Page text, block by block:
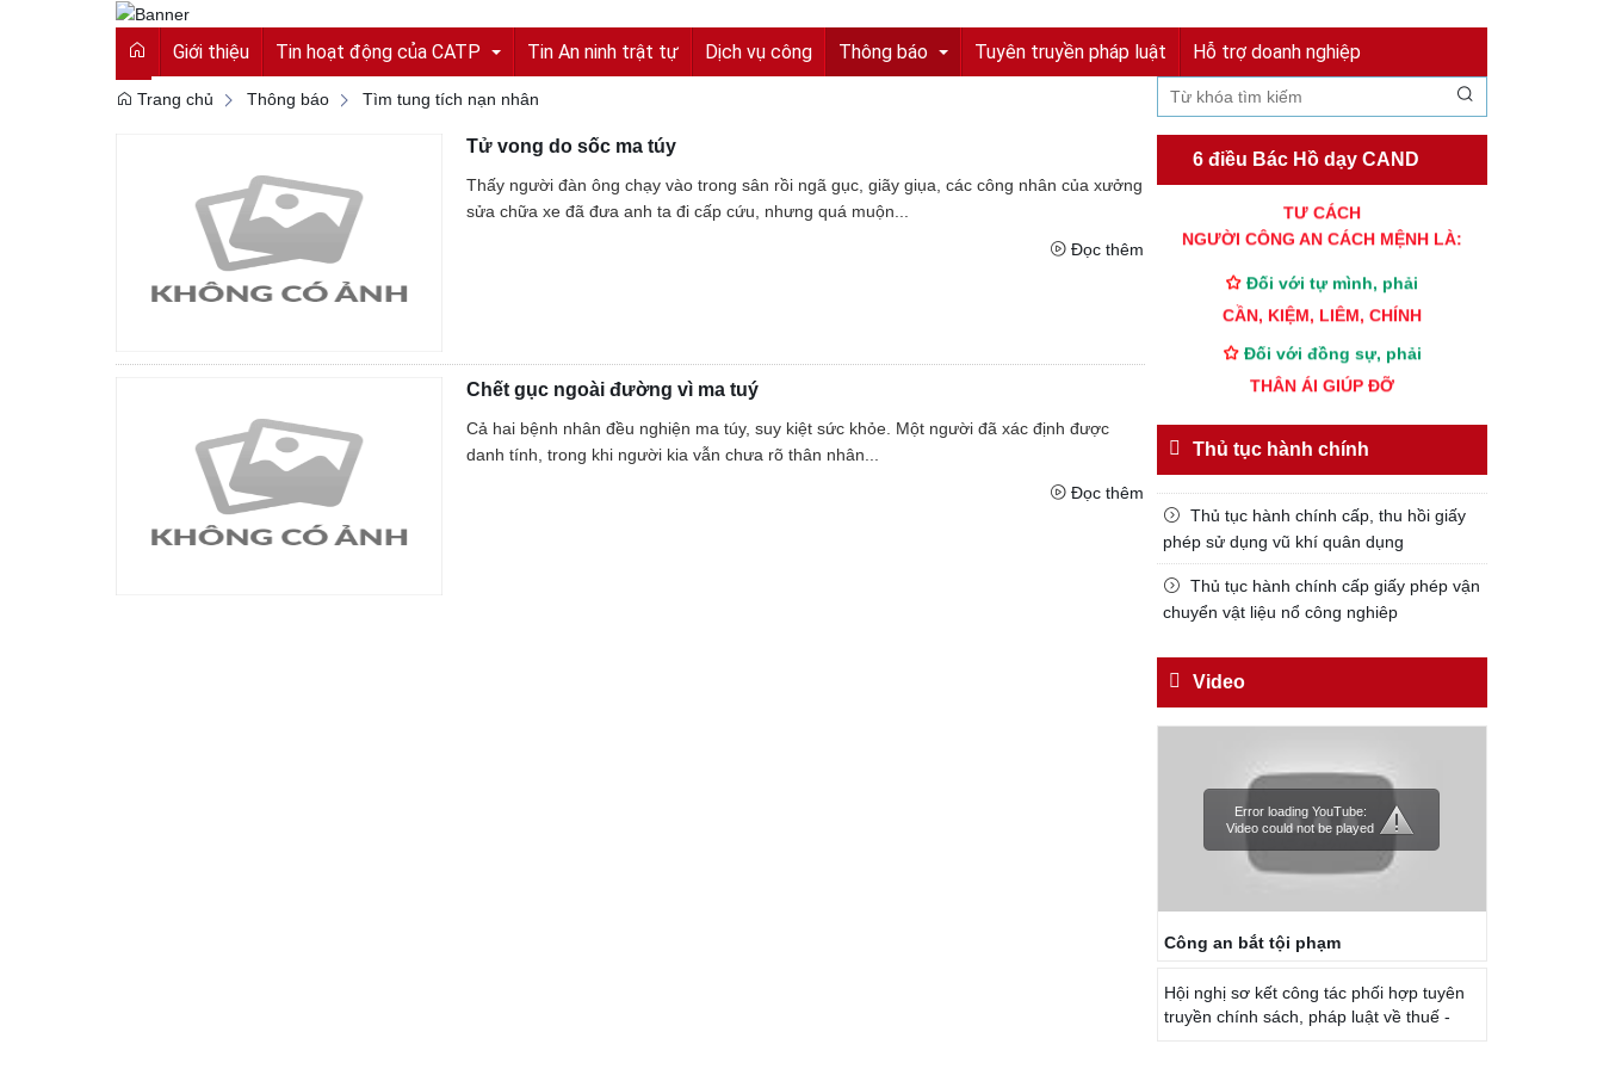
Đăng nhập Đăng ký
Giới thiệu Tin hoạt động của CATP
Hoạt động của CATP
Vì an ninh tổ quốc
Cải cách hành chính
Gương người người tốt việc tốt
Tin An ninh trật tự Dịch vụ công Thông báo
Quyết định truy nã
Thông báo từ UBND tỉnh
Tuyên truyền pháp luật Hỗ trợ doanh nghiệp
Trang chủ Thông báo Tìm tung tích nạn nhân
Tử vong do sốc ma túy
Thấy người đàn ông chạy vào trong sân rồi ngã gục, giãy giụa, các công nhân của xưởng
sửa chữa xe đã đưa anh ta đi cấp cứu, nhưng quá muộn...
Đọc thêm
Chết gục ngoài đường vì ma tuý
Cả hai bệnh nhân đều nghiện ma túy, suy kiệt sức khỏe. Một người đã xác định được
danh tính, trong khi người kia vẫn chưa rõ thân nhân...
Đọc thêm
6 điều Bác Hồ dạy CAND
TƯ CÁCH
NGƯỜI CÔNG AN CÁCH MỆNH LÀ:
Đối với tự mình, phải
CẦN, KIỆM, LIÊM, CHÍNH
Đối với đồng sự, phải
THÂN ÁI GIÚP ĐỠ
TUYỆT ĐỐI TRUNG THÀNH
KÍNH TRỌNG LỄ PHÉP
Đối với công việc, phải
TẬN TỤY
Đối với địch, phải
CƯƠNG QUYẾT, KHÔN KHÉO
Trích thư Chủ tịch Hồ Chí Minh
Thủ tục hành chính
Thủ tục hành chính cấp, thu hồi giấy
phép sử dụng vũ khí quân dụng
Thủ tục hành chính cấp giấy phép vận
chuyển vật liệu nổ công nghiêp
Video
Error loading YouTube:
Video could not be played
Công an bắt tội phạm
Hội nghị sơ kết công tác phối hợp tuyên
truyền chính sách, pháp luật về thuế -